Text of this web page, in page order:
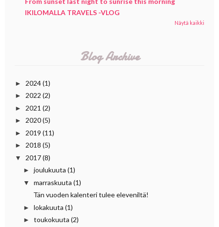
IKILOMALLA TRAVELS -VLOG
Näytä kaikki
Blog Archive
► 2024(1)
► 2022 (2)
► 2021 (2)
► 2020(5)
► 2019 (11)
► 2018 (5)
▼ 2017(8)
► joulukuuta (1)
▼ marraskuuta (1)
Tän vuoden kalenteri tulee eleveniltä!
► lokakuuta (1)
► toukokuuta (2)